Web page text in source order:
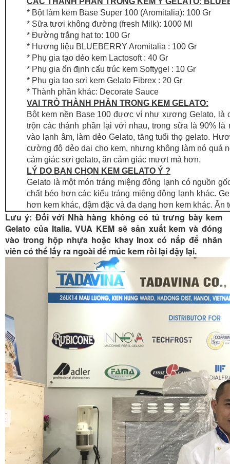
* Bột làm kem Base Super 100 (Aromitalia): 100 Gr
* Sữa tươi không đường (fresh Milk): 1000 Ml
* Đường trắng hạt to: 100 Gr
* Hương liệu BLUEBERRY Aromitalia : 100 Gr
* Phụ gia tạo dẻo kem Lactosoft : 40 Gr
* Phụ gia ổn định cấu trúc kem Softygel : 10 Gr
* Phụ gia tạo sơi kem Gelato Fibrex : 20 Gr
* Thành phần khác: Decorate Sauce
VAI TRÒ THÀNH PHẦN TRONG KEM GELATO:
Bột kem nền Base 100 được ví như xương Gelato,
trộn các thành phần lại với nhau, trong sữa là 90%
vào lạnh âm, làm dẻo Gelato, tăng tuổi thọ gelato.
cường độ dẻo dai cho kem, nhưng không làm nó quá
cảm giác sợi gelato, ăn cảm giác mượt mà hơn.
LÝ DO BẠN CHỌN KEM GELATO Ý ?
Gelato là một món tráng miệng đông lạnh có nguồn
chất béo hơn các kiểu tráng miệng đông lạnh khác.
hơn kem khác, đậm đặc và đa dạng hơn kem khác. Ăn
Lưu ý: Đối với Nhà hàng không có tủ trưng bày kem
Gelato của Italia. VUA KEM sẽ sản xuất kem và đóng
vào trong hộp nhựa hoặc khay Inox có nắp để nhân
viên có thể lấy ra ngoài để múc kem rồi lại đậy lại.